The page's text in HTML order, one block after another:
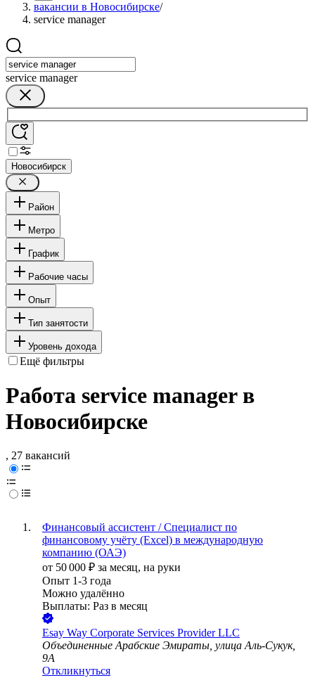
вакансии в Новосибирске/
service manager
service manager
Новосибирск
Район
Метро
График
Рабочие часы
Опыт
Тип занятости
Уровень дохода
Ещё фильтры
Работа service manager в
Новосибирске
, 27 вакансий
Финансовый ассистент / Специалист по
финансовому учёту (Excel) в международную
компанию (ОАЭ)
от 50 000 ₽ за месяц, на руки
Опыт 1-3 года
Можно удалённо
Выплаты: Раз в месяц
Esay Way Corporate Services Provider LLC
Объединенные Арабские Эмираты, улица Аль-Сукук,
9A
Откликнуться